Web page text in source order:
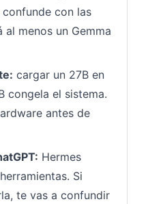
con las
al menos un Gemma
cargar un 27B en
congela el sistema.
antes de
Hermes
Si
te vas a confundir